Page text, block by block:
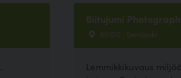
Biitujumi
60100 , Seinäjoki
Lemmikkikuvaus